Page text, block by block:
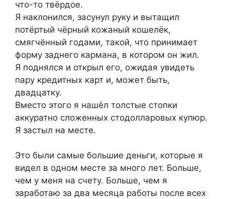
что-то твёрдое.
Я наклонился, засунул руку и вытащил
потёртый чёрный кожаный кошелёк,
смягчённый годами, такой, что принимает
форму заднего кармана, в котором он жил.
Я поднялся и открыл его, ожидая увидеть
пару кредитных карт и, может быть,
двадцатку.
Вместо этого я нашёл толстые стопки
аккуратно сложенных стодолларовых купюр.
Я застыл на месте.
Это были самые большие деньги, которые я
видел в одном месте за много лет. Больше,
чем у меня на счету. Больше, чем я
заработаю за два месяца работы после всех